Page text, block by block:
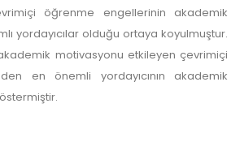
öğrenme engellerinin akademik
yordayıcılar olduğu ortaya koyulmuştur.
motivasyonu etkileyen çevrimiçi
en önemli yordayıcının akademik